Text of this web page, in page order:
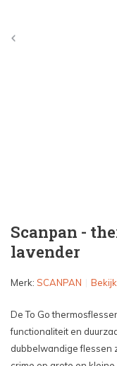
Scanpan -
lavender
Merk: SCANPAN
De To Go
functionaliteit en
dubbelwandige flessen